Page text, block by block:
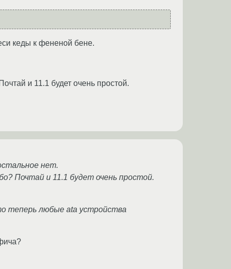
кеды к фененой бене.
и 11.1 будет очень простой.
нет.
Почтай и 11.1 будет очень простой.
теперь любые ata устройства